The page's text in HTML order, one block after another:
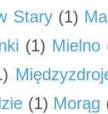
Stary (1)
(1) Mielno
(1) Morąg